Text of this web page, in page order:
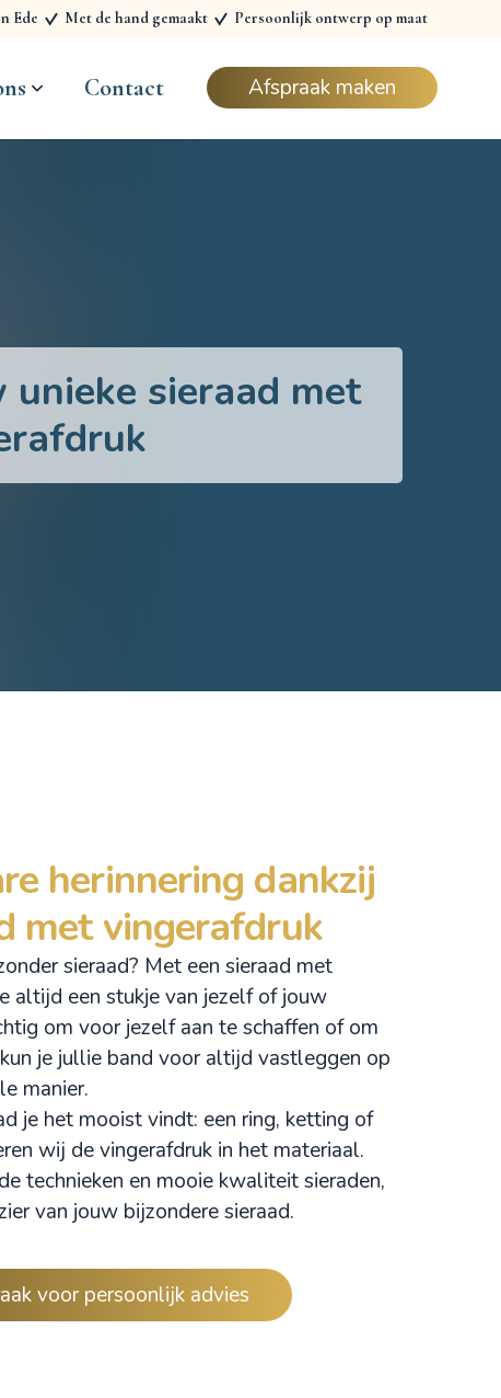
Ede Met de hand gemaakt Persoonlijk ontwerp op maat
Contact Afspraak maken
unieke sieraad met
herinnering dankzij
met vingerafdruk
sieraad? Met een sieraad met
altijd een stukje van jezelf of jouw
om voor jezelf aan te schaffen of om
je jullie band voor altijd vastleggen op
manier.
je het mooist vindt: een ring, ketting of
wij de vingerafdruk in het materiaal.
technieken en mooie kwaliteit sieraden,
van jouw bijzondere sieraad.
voor persoonlijk advies